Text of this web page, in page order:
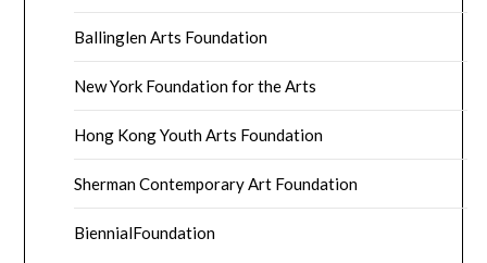
Ballinglen Arts Foundation
New York Foundation for the Arts
Hong Kong Youth Arts Foundation
Sherman Contemporary Art Foundation
BiennialFoundation